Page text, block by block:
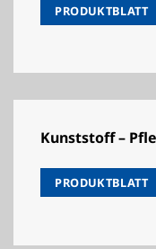
PRODUKTBLATT
Kunststoff –
PRODUKTBLATT